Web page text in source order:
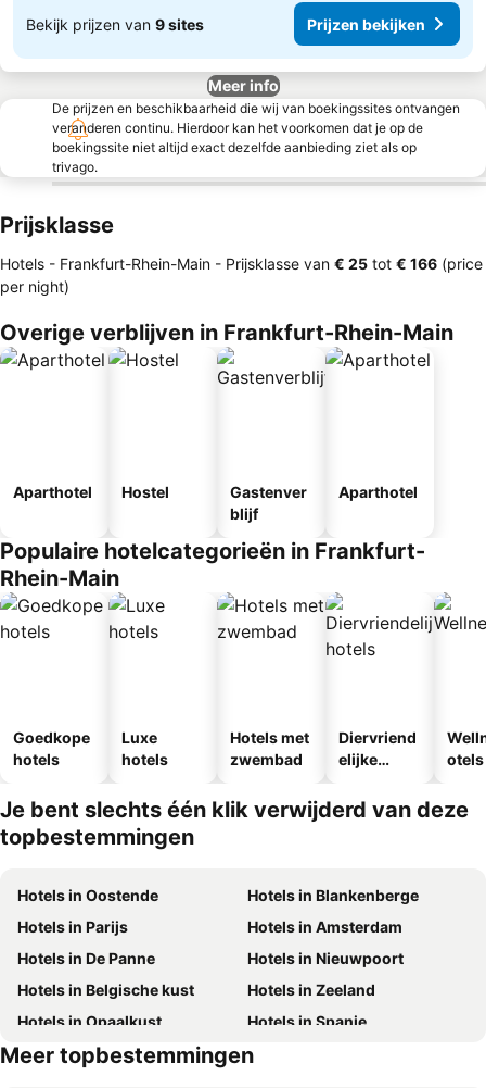
Bekijk prijzen van 9 sites Prijzen bekijken
Meer info
De prijzen en beschikbaarheid die wij van boekingssites ontvangen
veranderen continu. Hierdoor kan het voorkomen dat je op de
boekingssite niet altijd exact dezelfde aanbieding ziet als op
trivago.
Prijsklasse
Hotels - Frankfurt-Rhein-Main - Prijsklasse van ‎€ 25 tot ‎€ 166 (price
per night)
Overige verblijven in Frankfurt-Rhein-Main
Aparthotel Hostel
Gastenver
blijf
Aparthotel
Populaire hotelcategorieën in Frankfurt-
Rhein-Main
Goedkope
hotels
Luxe
hotels
Hotels met
zwembad
Diervriend
elijke
otels
Je bent slechts één klik verwijderd van deze
topbestemmingen
Hotels in Oostende
Hotels in Blankenberge
Hotels in Parijs
Hotels in Amsterdam
Hotels in De Panne
Hotels in Nieuwpoort
Hotels in Belgische kust
Hotels in Zeeland
Hotels in Opaalkust
Hotels in Spanje
Hotels in België
Hotels in Belgische Ardennen
Meer topbestemmingen